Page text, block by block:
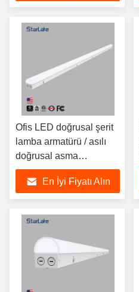
Ofis LED doğrusal şerit
lamba armatürü / asılı
doğrusal asma
aydınlatma
En İyi Fiyatı Alın